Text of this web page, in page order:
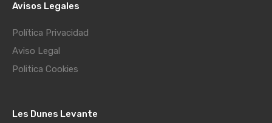
Avisos Legales
Política Privacidad
Aviso Legal
Politica Cookies
Les Dunes Levante